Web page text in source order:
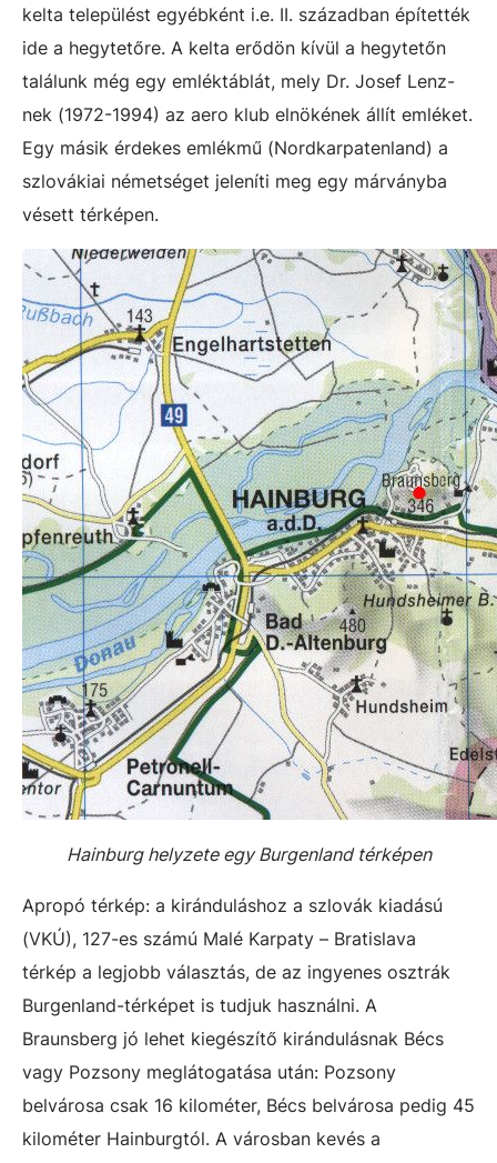
kelta települést egyébként i.e. II. században építették
ide a hegytetőre. A kelta erődön kívül a hegytetőn
találunk még egy emléktáblát, mely Dr. Josef Lenz-
nek (1972-1994) az aero klub elnökének állít emléket.
Egy másik érdekes emlékmű (Nordkarpatenland) a
szlovákiai németséget jeleníti meg egy márványba
vésett térképen.
Hainburg helyzete egy Burgenland térképen
Apropó térkép: a kiránduláshoz a szlovák kiadású
(VKÚ), 127-es számú Malé Karpaty – Bratislava
térkép a legjobb választás, de az ingyenes osztrák
Burgenland-térképet is tudjuk használni. A
Braunsberg jó lehet kiegészítő kirándulásnak Bécs
vagy Pozsony meglátogatása után: Pozsony
belvárosa csak 16 kilométer, Bécs belvárosa pedig 45
kilométer Hainburgtól. A városban kevés a